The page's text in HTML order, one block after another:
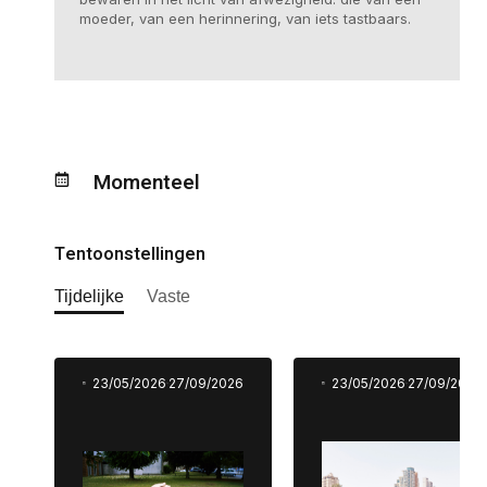
moeder, van een herinnering, van iets tastbaars.
Momenteel
Tentoonstellingen
Tijdelijke Vaste
23/05/2026 27/09/2026 23/05/2026 27/09/2026